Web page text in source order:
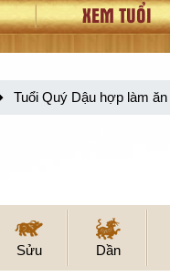
XEM TUỔI
Tuổi Quý Dậu hợp làm
Sửu Dần